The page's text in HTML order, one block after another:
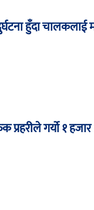
हुँदा चालकलाई
प्रहरीले गर्यो १